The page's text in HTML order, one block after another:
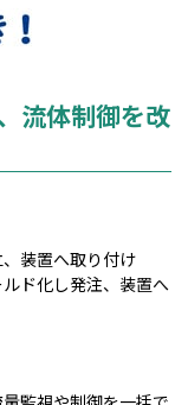
流体制御を改
装置へ取り付け
ド化し発注、装置へ